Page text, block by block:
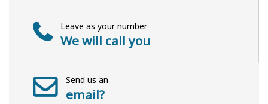
Leave as your number
We will call you
Send us an
email?